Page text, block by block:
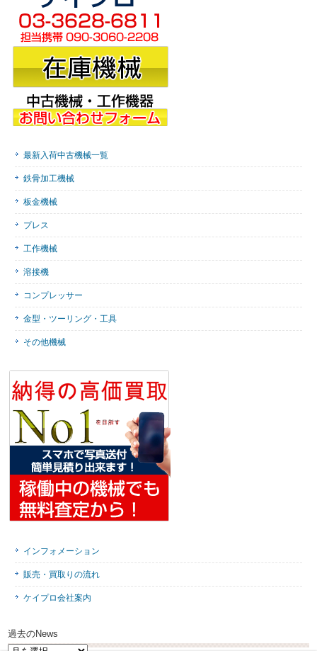
最新入荷中古機械一覧
鉄骨加工機械
板金機械
プレス
工作機械
溶接機
コンプレッサー
金型・ツーリング・工具
その他機械
インフォメーション
販売・買取りの流れ
ケイプロ会社案内
過去のNews